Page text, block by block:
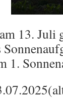
13. Juli
1.